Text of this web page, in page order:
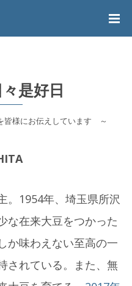
是好日
皆様にお伝えしています ～
。1954年、埼玉県所沢
な在来大豆をつかった
か味わえない至高の一
されている。また、無